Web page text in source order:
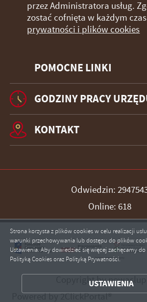
POMOCNE LINKI
przez Administratora usług.
zostać cofnięta w każdym
prywatności i plików cookies
GODZINY PRACY
KONTAKT
Odwiedzin:
Online: 618
Copyright by
Powered by2ClickPortal®
Strona korzysta z plików cookies w celu realizacji
warunki przechowywania lub dostępu do plików
Ustawienia. Aby dowiedzieć się więcej zachęcamy do
Polityką Cookies oraz Polityką Prywatności.
USTAWIENIA
ZAPISZ WYBRANE
ZEZWÓL NA